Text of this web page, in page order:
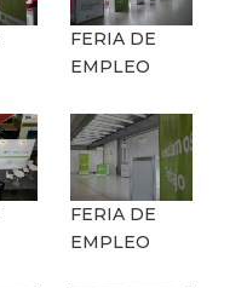
FERIA DE
EMPLEO
FERIA DE
EMPLEO